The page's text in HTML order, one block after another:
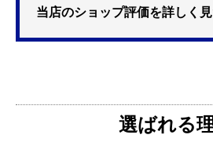
を探していました。ただ、3口
は需要が少なく製品によっては
ろ、希望した製品が量販店より
あったので購入いたしました。
当店のショップ評価を詳しく
選ばれる